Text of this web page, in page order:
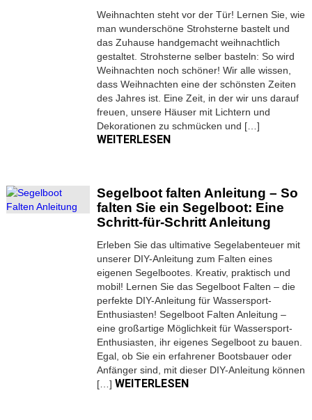
Weihnachten steht vor der Tür! Lernen Sie, wie
man wunderschöne Strohsterne bastelt und
das Zuhause handgemacht weihnachtlich
gestaltet. Strohsterne selber basteln: So wird
Weihnachten noch schöner! Wir alle wissen,
dass Weihnachten eine der schönsten Zeiten
des Jahres ist. Eine Zeit, in der wir uns darauf
freuen, unsere Häuser mit Lichtern und
Dekorationen zu schmücken und […]
WEITERLESEN
Segelboot falten Anleitung – So
falten Sie ein Segelboot: Eine
Schritt-für-Schritt Anleitung
Erleben Sie das ultimative Segelabenteuer mit
unserer DIY-Anleitung zum Falten eines
eigenen Segelbootes. Kreativ, praktisch und
mobil! Lernen Sie das Segelboot Falten – die
perfekte DIY-Anleitung für Wassersport-
Enthusiasten! Segelboot Falten Anleitung –
eine großartige Möglichkeit für Wassersport-
Enthusiasten, ihr eigenes Segelboot zu bauen.
Egal, ob Sie ein erfahrener Bootsbauer oder
Anfänger sind, mit dieser DIY-Anleitung können
[…] WEITERLESEN